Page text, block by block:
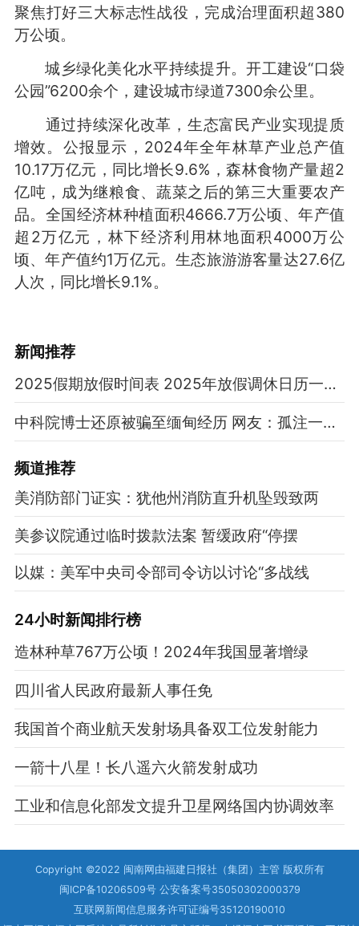
聚焦打好三大标志性战役，完成治理面积超380
万公顷。
城乡绿化美化水平持续提升。开工建设“口袋
公园”6200余个，建设城市绿道7300余公里。
通过持续深化改革，生态富民产业实现提质
增效。公报显示，2024年全年林草产业总产值
10.17万亿元，同比增长9.6%，森林食物产量超2
亿吨，成为继粮食、蔬菜之后的第三大重要农产
品。全国经济林种植面积4666.7万公顷、年产值
超2万亿元，林下经济利用林地面积4000万公
顷、年产值约1万亿元。生态旅游游客量达27.6亿
人次，同比增长9.1%。
新闻推荐
2025假期放假时间表 2025年放假调休日历一览表
中科院博士还原被骗至缅甸经历 网友：孤注一掷现实版
频道推荐
美消防部门证实：犹他州消防直升机坠毁致两
美参议院通过临时拨款法案 暂缓政府“停摆
以媒：美军中央司令部司令访以讨论“多战线
24小时新闻排行榜
造林种草767万公顷！2024年我国显著增绿
四川省人民政府最新人事任免
我国首个商业航天发射场具备双工位发射能力
一箭十八星！长八遥六火箭发射成功
工业和信息化部发文提升卫星网络国内协调效率
Copyright ©2022 闽南网由福建日报社（集团）主管 版权所有
闽ICP备10206509号 公安备案号35050302000379
互联网新闻信息服务许可证编号35120190010